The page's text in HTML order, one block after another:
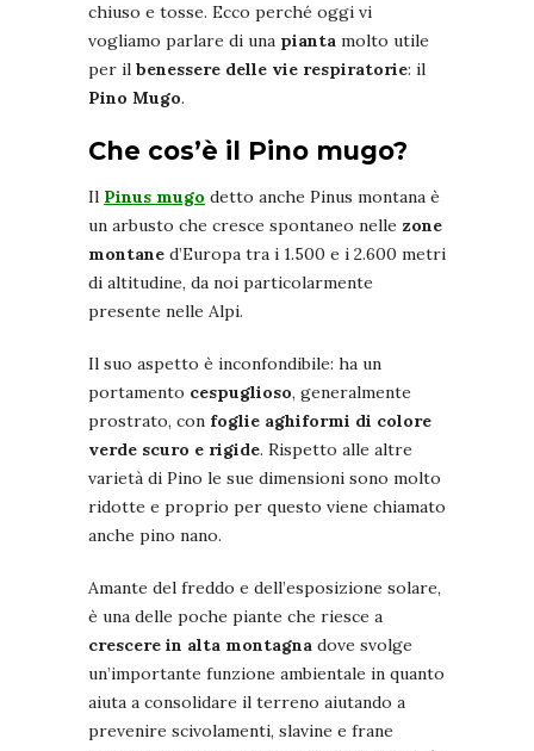
chiuso e tosse. Ecco perché oggi vi
vogliamo parlare di una pianta molto utile
per il benessere delle vie respiratorie: il
Pino Mugo.
Che cos’è il Pino mugo?
Il Pinus mugo detto anche Pinus montana è
un arbusto che cresce spontaneo nelle zone
montane d’Europa tra i 1.500 e i 2.600 metri
di altitudine, da noi particolarmente
presente nelle Alpi.
Il suo aspetto è inconfondibile: ha un
portamento cespuglioso, generalmente
prostrato, con foglie aghiformi di colore
verde scuro e rigide. Rispetto alle altre
varietà di Pino le sue dimensioni sono molto
ridotte e proprio per questo viene chiamato
anche pino nano.
Amante del freddo e dell’esposizione solare,
è una delle poche piante che riesce a
crescere in alta montagna dove svolge
un’importante funzione ambientale in quanto
aiuta a consolidare il terreno aiutando a
prevenire scivolamenti, slavine e frane